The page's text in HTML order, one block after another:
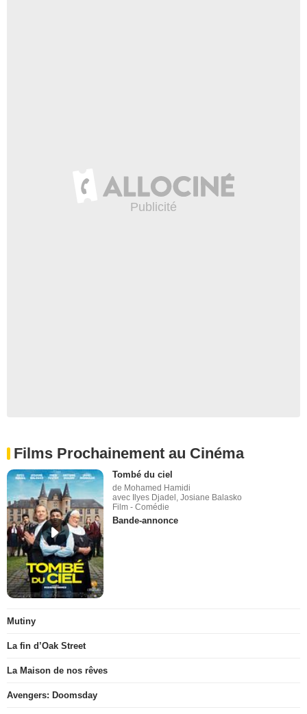
Films Prochainement au Cinéma
Tombé du ciel
de Mohamed Hamidi
avec Ilyes Djadel, Josiane Balasko
Film - Comédie
Bande-annonce
Mutiny
La fin d’Oak Street
La Maison de nos rêves
Avengers: Doomsday